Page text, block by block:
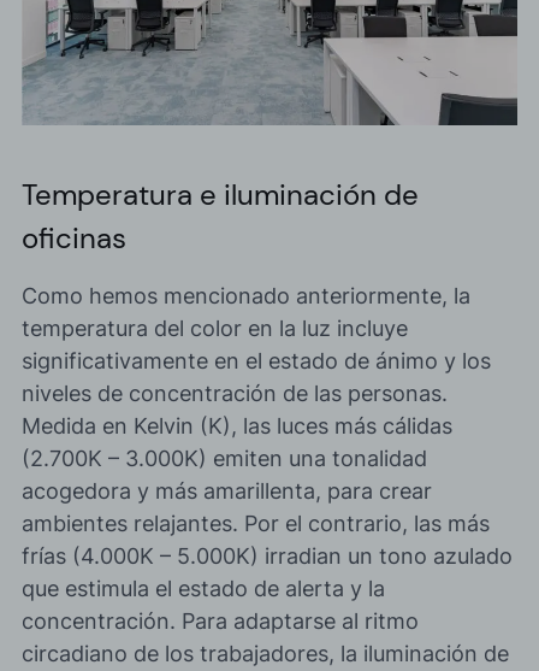
Temperatura e iluminación de
oficinas
Como hemos mencionado anteriormente, la
temperatura del color en la luz incluye
significativamente en el estado de ánimo y los
niveles de concentración de las personas.
Medida en Kelvin (K), las luces más cálidas
(2.700K – 3.000K) emiten una tonalidad
acogedora y más amarillenta, para crear
ambientes relajantes. Por el contrario, las más
frías (4.000K – 5.000K) irradian un tono azulado
que estimula el estado de alerta y la
concentración. Para adaptarse al ritmo
circadiano de los trabajadores, la iluminación de